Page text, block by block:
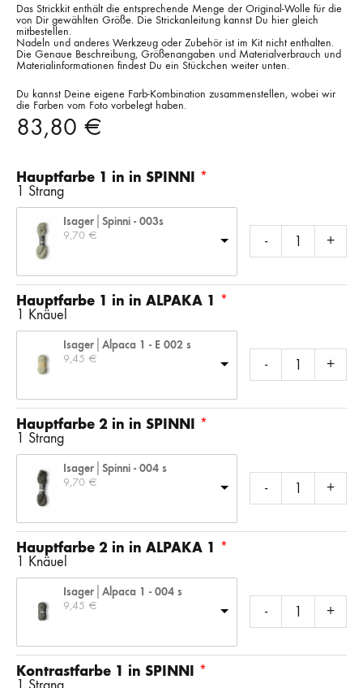
Das Strickkit enthält die entsprechende Menge der Original-Wolle für die
von Dir gewählten Größe. Die Strickanleitung kannst Du hier gleich
mitbestellen.
Nadeln und anderes Werkzeug oder Zubehör ist im Kit nicht enthalten.
Die Genaue Beschreibung, Größenangaben und Materialverbrauch und
Materialinformationen findest Du ein Stückchen weiter unten.
Du kannst Deine eigene Farb-Kombination zusammenstellen, wobei wir
die Farben vom Foto vorbelegt haben.
83,80 €
Hauptfarbe 1 in in SPINNI
1 Strang
Isager│Spinni - 003s
9,70 € - +
Hauptfarbe 1 in in ALPAKA 1
1 Knäuel
Isager│Alpaca 1 - E 002 s
9,45 € - +
Hauptfarbe 2 in in SPINNI
1 Strang
Isager│Spinni - 004 s
9,70 € - +
Hauptfarbe 2 in in ALPAKA 1
1 Knäuel
Isager│Alpaca 1 - 004 s
9,45 € - +
Kontrastfarbe 1 in SPINNI